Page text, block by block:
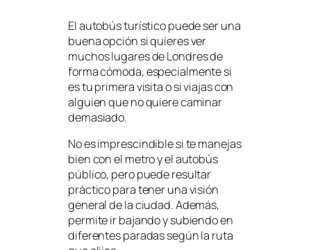
El autobús turístico puede ser una
buena opción si quieres ver
muchos lugares de Londres de
forma cómoda, especialmente si
es tu primera visita o si viajas con
alguien que no quiere caminar
demasiado.
No es imprescindible si te manejas
bien con el metro y el autobús
público, pero puede resultar
práctico para tener una visión
general de la ciudad. Además,
permite ir bajando y subiendo en
diferentes paradas según la ruta